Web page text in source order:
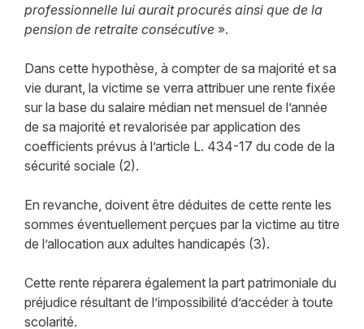
professionnelle lui aurait procurés ainsi que de la
pension de retraite consécutive».
Dans cette hypothèse, à compter de sa majorité et sa
vie durant, la victime se verra attribuer une rente fixée
sur la base du salaire médian net mensuel de l’année
de sa majorité et revalorisée par application des
coefficients prévus à l’article L. 434-17 du code de la
sécurité sociale (2).
En revanche, doivent être déduites de cette rente les
sommes éventuellement perçues par la victime au titre
de l’allocation aux adultes handicapés (3).
Cette rente réparera également la part patrimoniale du
préjudice résultant de l’impossibilité d’accéder à toute
scolarité.